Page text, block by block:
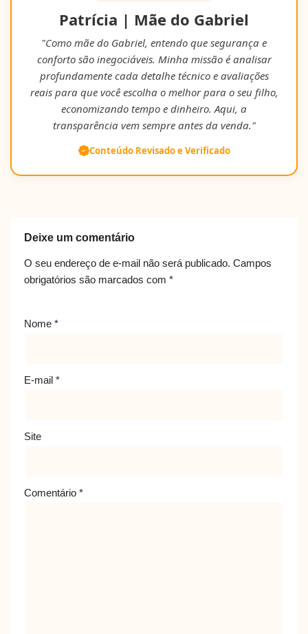
Patrícia | Mãe do Gabriel
"Como mãe do Gabriel, entendo que segurança e
conforto são inegociáveis. Minha missão é analisar
profundamente cada detalhe técnico e avaliações
reais para que você escolha o melhor para o seu filho,
economizando tempo e dinheiro. Aqui, a
transparência vem sempre antes da venda."
Conteúdo Revisado e Verificado
Deixe um comentário
O seu endereço de e-mail não será publicado. Campos
obrigatórios são marcados com *
Nome *
E-mail *
Site
Comentário *